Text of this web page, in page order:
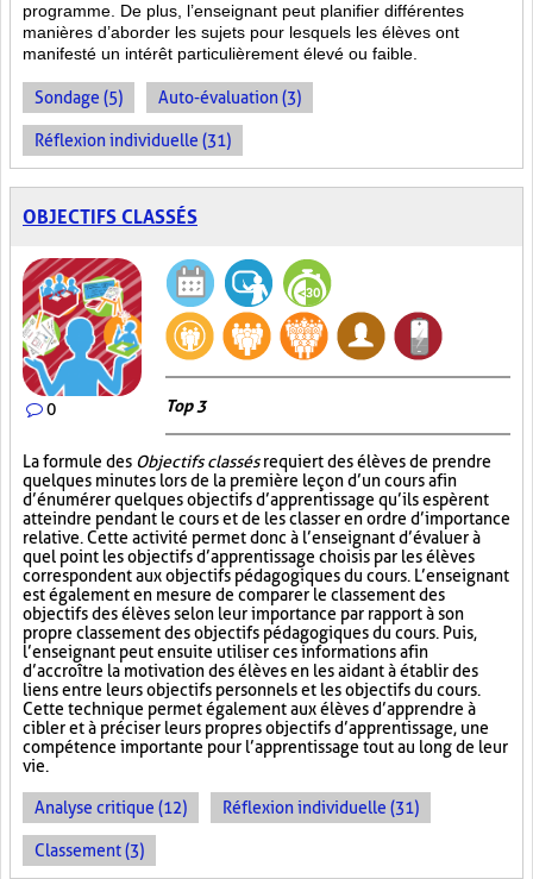
programme. De plus, l’enseignant peut planifier différentes
manières d’aborder les sujets pour lesquels les élèves ont
manifesté un intérêt particulièrement élevé ou faible.
Sondage (5) Auto-évaluation (3)
Réflexion individuelle (31)
OBJECTIFS CLASSÉS
0 Top 3
La formule des Objectifs classésrequiert des élèves de prendre
quelques minutes lors de la première leçon d’un cours afin
d’énumérer quelques objectifs d’apprentissage qu’ils espèrent
atteindre pendant le cours et de les classer en ordre d’importance
relative. Cette activité permet donc à l’enseignant d’évaluer à
quel point les objectifs d’apprentissage choisis par les élèves
correspondent aux objectifs pédagogiques du cours. L’enseignant
est également en mesure de comparer le classement des
objectifs des élèves selon leur importance par rapport à son
propre classement des objectifs pédagogiques du cours. Puis,
l’enseignant peut ensuite utiliser ces informations afin
d’accroître la motivation des élèves en les aidant à établir des
liens entre leurs objectifs personnels et les objectifs du cours.
Cette technique permet également aux élèves d’apprendre à
cibler et à préciser leurs propres objectifs d’apprentissage, une
compétence importante pour l’apprentissage tout au long de leur
vie.
Analyse critique (12) Réflexion individuelle (31)
Classement (3)